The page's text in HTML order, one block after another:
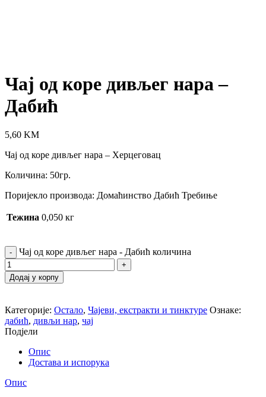
Чај од коре дивљег нара –
Дабић
5,60 KM
Чај од коре дивљег нара – Херцеговац
Количина: 50гр.
Поријекло производа: Домаћинство Дабић Требиње
Тежина 0,050 кг
Чај од коре дивљег нара - Дабић количина
Додај у корпу
Категорије: Остало, Чајеви, екстракти и тинктуре Ознаке:
дабић, дивљи нар, чај
Подјели
Опис
Достава и испорука
Опис